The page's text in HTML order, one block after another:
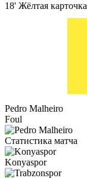
18' Жёлтая карточка
Pedro Malheiro
Foul
Статистика матча
Konyaspor